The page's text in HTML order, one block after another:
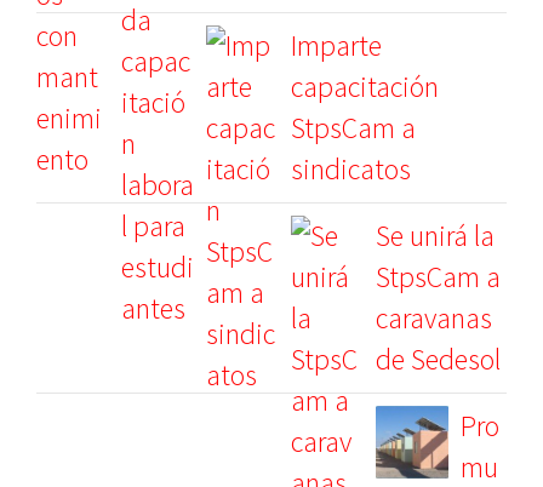
Imparte
capacitación
StpsCam a
sindicatos
Se unirá la
StpsCam a
caravanas
de Sedesol
Pro
mu